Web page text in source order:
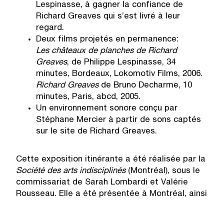
Lespinasse, à gagner la confiance de
Richard Greaves qui s’est livré à leur
regard.
Deux films projetés en permanence:
Les châteaux de planches de Richard
Greaves, de Philippe Lespinasse, 34
minutes, Bordeaux, Lokomotiv Films, 2006.
Richard Greavesde Bruno Decharme, 10
minutes, Paris, abcd, 2005.
Un environnement sonore conçu par
Stéphane Mercier à partir de sons captés
sur le site de Richard Greaves.
Cette exposition itinérante a été réalisée par la
Société des arts indisciplinés(Montréal), sous le
commissariat de Sarah Lombardi et Valérie
Rousseau. Elle a été présentée à Montréal, ainsi